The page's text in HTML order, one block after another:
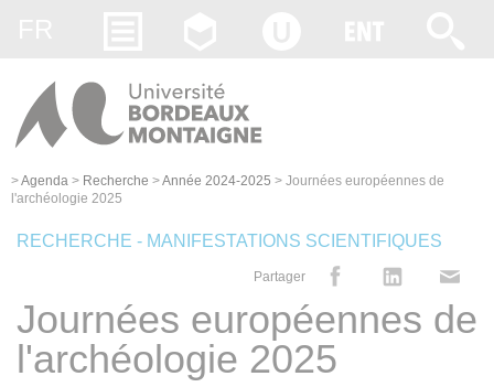
>Agenda > Recherche >Année 2024-2025 > Journées européennes de
l'archéologie 2025
RECHERCHE - MANIFESTATIONS SCIENTIFIQUES
Partager
Journées européennes de
l'archéologie 2025